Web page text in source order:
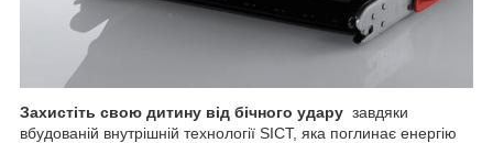
Захистіть свою дитину від бічного удару завдяки
вбудованій внутрішній технології SICT, яка поглинає енергію